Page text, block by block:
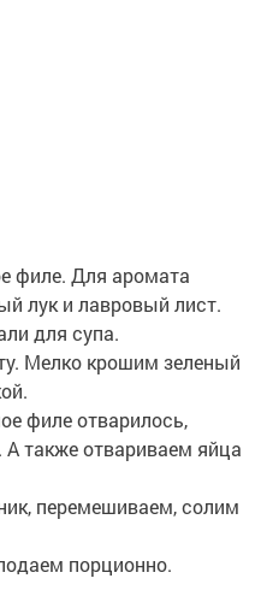
филе. Для аромата
лук и лавровый лист.
для супа.
Мелко крошим зеленый
филе отварилось,
также отвариваем яйца
перемешиваем, солим
порционно.